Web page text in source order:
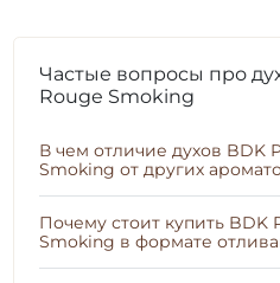
Частые вопросы про
Rouge Smoking
В чем отличие духов BDK
Smoking от других
Почему стоит купить BDK
Smoking в формате